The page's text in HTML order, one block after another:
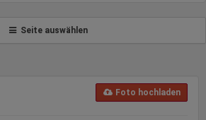
Seite auswählen
Foto hochladen